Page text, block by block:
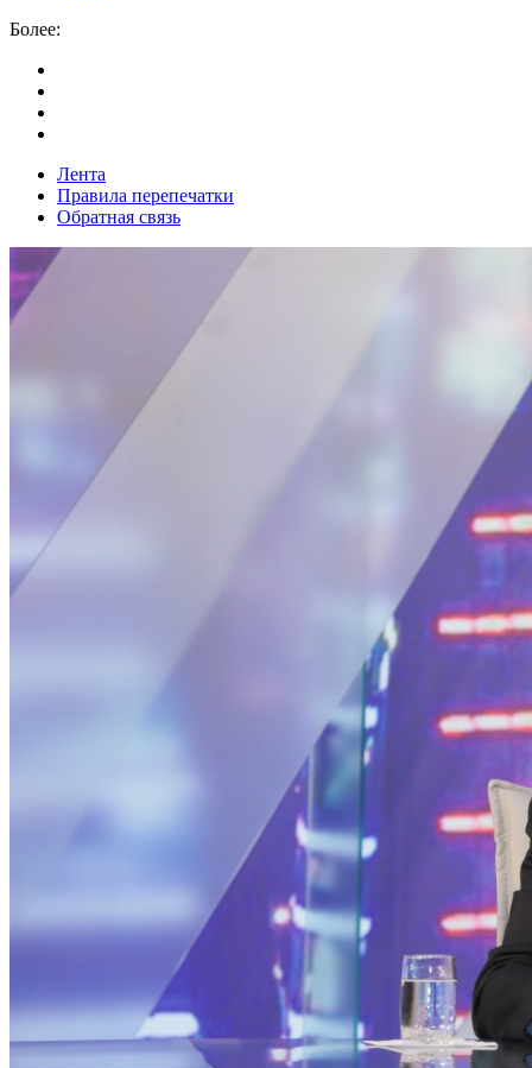
Более:
Лента
Правила перепечатки
Обратная связь